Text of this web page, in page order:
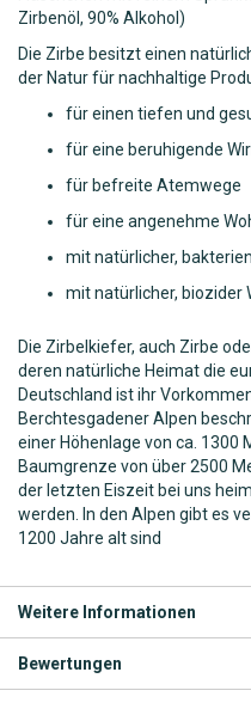
Zirbenöl, 90% Alkohol)
Die Zirbe besitzt einen
der Natur für nachhaltige
für einen tiefen und
für eine beruhigende
für befreite Atemwege
für eine angenehme
mit natürlicher,
mit natürlicher, biozider
Die Zirbelkiefer, auch Zirbe
deren natürliche Heimat die
Deutschland ist ihr
Berchtesgadener Alpen
einer Höhenlage von ca. 1300
Baumgrenze von über 2500
der letzten Eiszeit bei uns
werden. In den Alpen gibt es
1200 Jahre alt sind
Weitere Informationen
Bewertungen